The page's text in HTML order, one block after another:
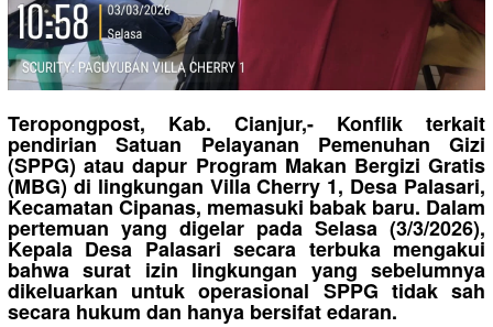
Teropongpost, Kab. Cianjur,- Konflik terkait
pendirian Satuan Pelayanan Pemenuhan Gizi
(SPPG) atau dapur Program Makan Bergizi Gratis
(MBG) di lingkungan Villa Cherry 1, Desa Palasari,
Kecamatan Cipanas, memasuki babak baru. Dalam
pertemuan yang digelar pada Selasa (3/3/2026),
Kepala Desa Palasari secara terbuka mengakui
bahwa surat izin lingkungan yang sebelumnya
dikeluarkan untuk operasional SPPG tidak sah
secara hukum dan hanya bersifat edaran.